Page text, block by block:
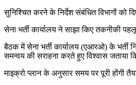
सुनिश्चित करने के निर्देश संबंधित विभागों को
सेना भर्ती कार्यालय ने साझा किए तकनीकी पहलू
बैठक में सेना भर्ती कार्यालय (एआरओ) के भर्ती
समन्वय की सराहना करते हुए विश्वास जताया
माइक्रो प्लान के अनुसार समय पर पूरी होंगी